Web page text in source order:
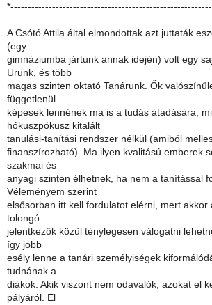
A Csótó Attila által elmondottak azt juttaták
(egy
gimnáziumba jártunk annak idején) volt egy
Urunk, és több
magas szinten oktató Tanárunk. Ők
függetlenül
képesek lennének ma is a tudás átadására,
hókuszpókusz kitalált
tanulási-tanítási rendszer nélkül (amiből
finanszírozható). Ma ilyen kvalitású emberek
szakmai és
anyagi szinten élhetnek, ha nem a tanítással
Véleményem szerint
elsősorban itt kell fordulatot elérni, mert akkor
tolongó
jelentkezők közül ténylegesen válogatni
így jobb
esély lenne a tanári személyiségek
tudnának a
diákok. Akik viszont nem odavalók, azokat el
pályáról. El